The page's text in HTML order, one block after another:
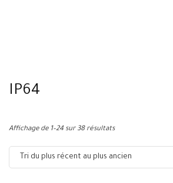
IP64
Affichage de 1–24 sur 38 résultats
Tri du plus récent au plus ancien